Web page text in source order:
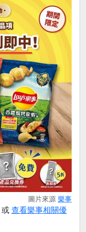
圖片來源 樂事
或 查看樂事相關優